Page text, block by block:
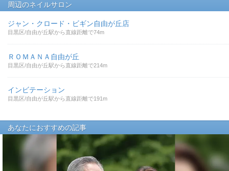
周辺のネイルサロン
ジャン・クロード・ビギン自由が丘店
目黒区/自由が丘駅から直線距離で74m
ＲＯＭＡＮＡ自由が丘
目黒区/自由が丘駅から直線距離で214m
インビテーション
目黒区/自由が丘駅から直線距離で191m
あなたにおすすめの記事